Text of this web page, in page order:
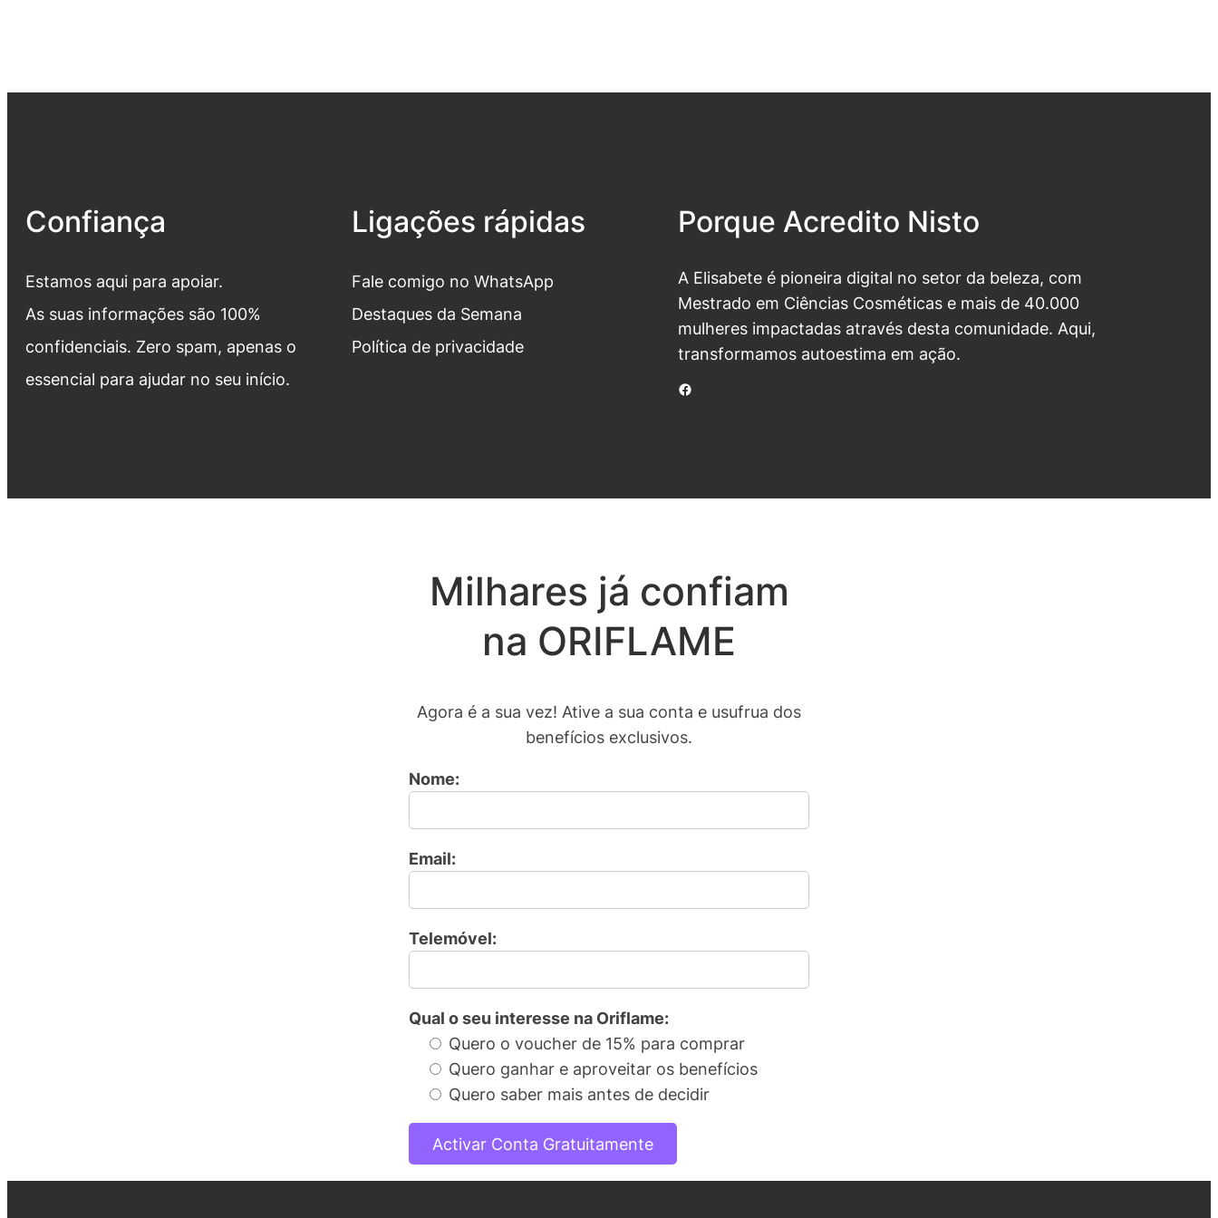
Confiança
Estamos aqui para apoiar.
As suas informações são 100%
confidenciais. Zero spam, apenas o
essencial para ajudar no seu início.
Ligações rápidas
Fale comigo no WhatsApp
Destaques da Semana
Política de privacidade
Porque Acredito Nisto
A Elisabete é pioneira digital no setor da beleza, com
Mestrado em Ciências Cosméticas e mais de 40.000
mulheres impactadas através desta comunidade. Aqui,
transformamos autoestima em ação.
Facebook
Milhares já confiam
na ORIFLAME
Agora é a sua vez! Ative a sua conta e usufrua dos
benefícios exclusivos.
Nome:
Email:
Telemóvel:
Qual o seu interesse na Oriflame:
Quero o voucher de 15% para comprar
Quero ganhar e aproveitar os benefícios
Quero saber mais antes de decidir